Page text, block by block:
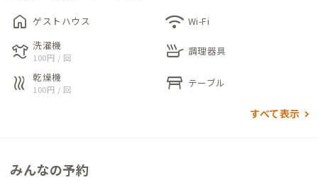
扉を開くとワークスペースと、洗面・浴室があり、2階に上がる
とダイニングキッチンが現れます。地元のスーパーで食材を買っ
て料理をしたりするのがおすすめです。
物件を一歩出れば、地元の人が集まる地鶏居酒屋や鰹専門店・
COFFEE」など、宮崎グルメが楽しめる飲食店がたくさんありま
さらに、無料で遊べる「日南市子育て支援センターことこ
home ゲストハウス wifi Wi-Fi
laundry 洗濯機
100円 / 回 skillet 調理器具
heat 乾燥機
100円 / 回 table_restaurant テーブル
すべて表示
みんなの予約